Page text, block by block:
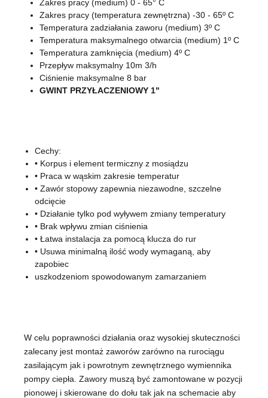
Zakres pracy (medium) 0 - 65° C
Zakres pracy (temperatura zewnętrzna) -30 - 65º C
Temperatura zadziałania zaworu (medium) 3º C
Temperatura maksymalnego otwarcia (medium) 1º C
Temperatura zamknięcia (medium) 4º C
Przepływ maksymalny 10m 3/h
Ciśnienie maksymalne 8 bar
GWINT PRZYŁACZENIOWY 1"
Cechy:
• Korpus i element termiczny z mosiądzu
• Praca w wąskim zakresie temperatur
• Zawór stopowy zapewnia niezawodne, szczelne
odcięcie
• Działanie tylko pod wyływem zmiany temperatury
• Brak wpływu zmian ciśnienia
• Łatwa instalacja za pomocą klucza do rur
• Usuwa minimalną ilość wody wymaganą, aby
zapobiec
uszkodzeniom spowodowanym zamarzaniem
W celu poprawności działania oraz wysokiej skuteczności
zalecany jest montaż zaworów zarówno na rurociągu
zasilającym jak i powrotnym zewnętrznego wymiennika
pompy ciepła. Zawory muszą być zamontowane w pozycji
pionowej i skierowane do dołu tak jak na schemacie aby